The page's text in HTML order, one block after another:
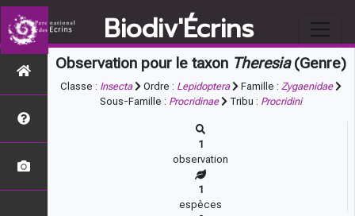
Biodiv'Écrins
Observation pour le taxon Theresia(Genre)
Classe : Insecta Ordre : Lepidoptera Famille : Zygaenidae
Sous-Famille : Procridinae Tribu : Procridini
1
observation
1
espèces